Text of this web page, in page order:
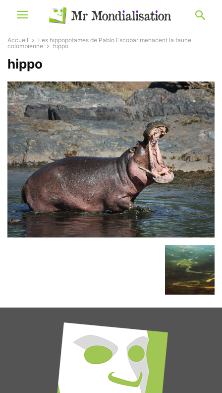
Accueil
Les hippopotames de Pablo Escobar menacent la faune
colombienne
hippo
hippo